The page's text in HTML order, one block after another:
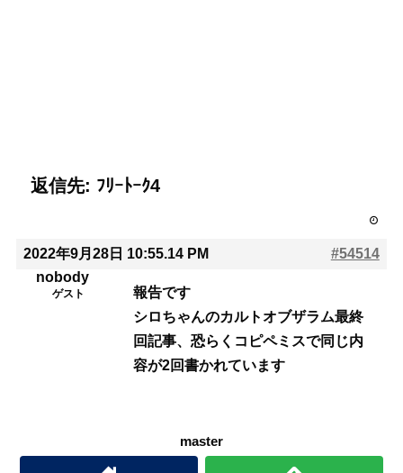
返信先: ﾌﾘｰﾄｰｸ4
2022年9月28日 10:55.14 PM
#54514
nobody
ゲスト
報告です
シロちゃんのカルトオブザラム最終
回記事、恐らくコピペミスで同じ内
容が2回書かれています
master